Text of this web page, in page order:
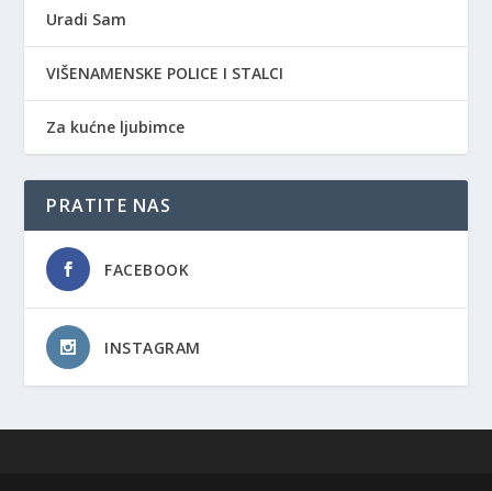
Uradi Sam
VIŠENAMENSKE POLICE I STALCI
Za kućne ljubimce
PRATITE NAS
FACEBOOK
INSTAGRAM